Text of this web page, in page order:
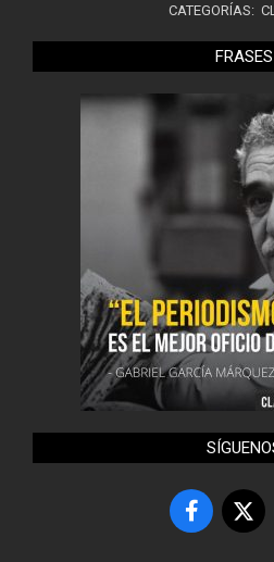
CATEGORÍAS:
FRASES